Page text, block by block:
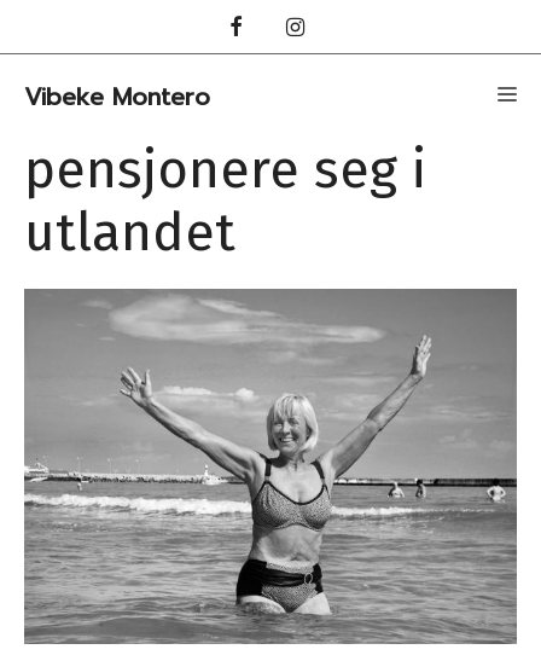
til
innhold
Vibeke Montero
pensjonere seg i
utlandet